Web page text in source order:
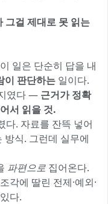
그걸 제대로 못 읽는
일은 단순히 답을 내
이 판단하는 일이다.
였다 — 근거가 정확
서 읽을 것.
다. 자료를 잔뜩 넣어
방식. 그런데 실무에
파편으로 집어온다.
각에 딸린 전제·예외·
다.